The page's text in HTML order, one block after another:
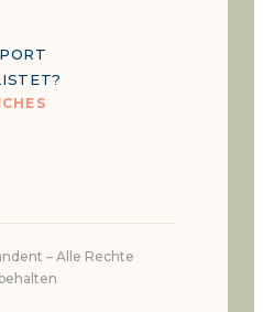
–Alle Rechte